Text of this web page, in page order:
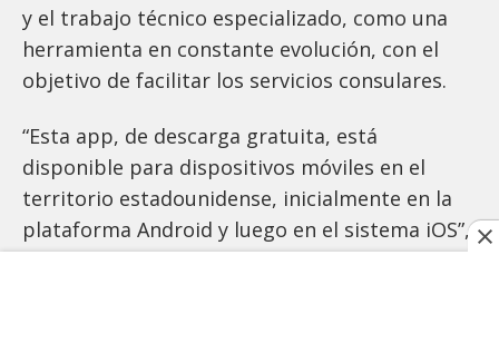
y el trabajo técnico especializado, como una
herramienta en constante evolución, con el
objetivo de facilitar los servicios consulares.
“Esta app, de descarga gratuita, está
disponible para dispositivos móviles en el
territorio estadounidense, inicialmente en la
plataforma Android y luego en el sistema iOS”,